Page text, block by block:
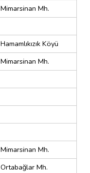
Mimarsinan Mh.
Hamamlıkızık Köyü
Mimarsinan Mh.
Mimarsinan Mh.
Ortabağlar Mh.